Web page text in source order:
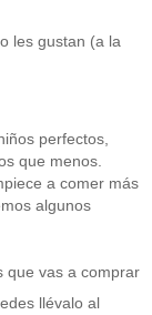
les gustan (a la
perfectos,
que menos.
a comer más
algunos
que vas a comprar
llévalo al